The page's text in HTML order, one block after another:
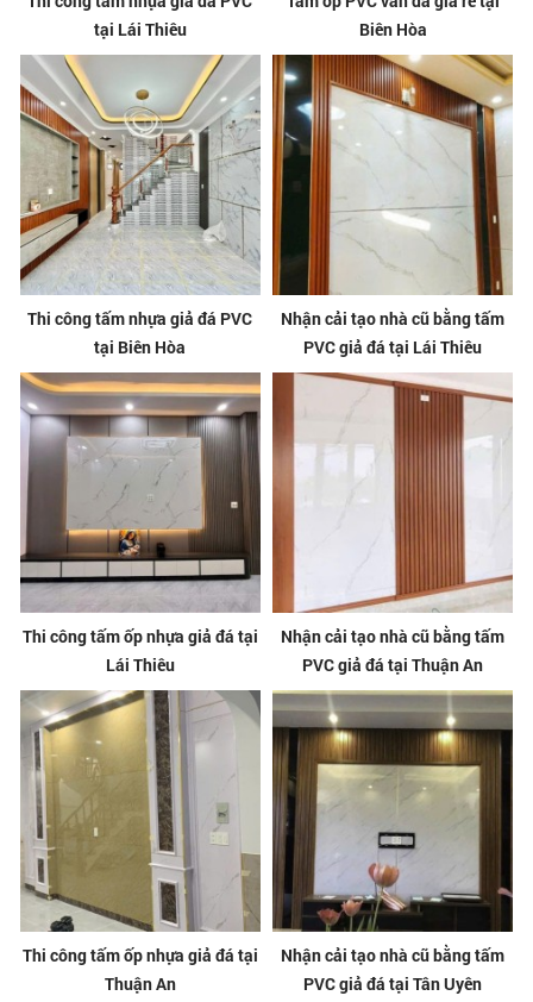
tại Lái Thiêu
Biên Hòa
Thi công tấm nhựa giả đá PVC
tại Biên Hòa
Nhận cải tạo nhà cũ bằng tấm
PVC giả đá tại Lái Thiêu
Thi công tấm ốp nhựa giả đá tại
Lái Thiêu
Nhận cải tạo nhà cũ bằng tấm
PVC giả đá tại Thuận An
Thi công tấm ốp nhựa giả đá tại
Thuận An
Nhận cải tạo nhà cũ bằng tấm
PVC giả đá tại Tân Uyên